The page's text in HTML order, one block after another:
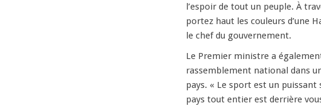
l’espoir de tout un peuple. À
portez haut les couleurs d’une
le chef du gouvernement.
Le Premier ministre a
rassemblement national dans
pays. « Le sport est un
pays tout entier est derrière